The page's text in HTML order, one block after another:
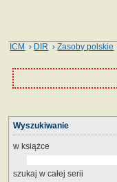
ICM › DIR ›Zasoby polskie
Wyszukiwanie
w książce
szukaj w całej serii